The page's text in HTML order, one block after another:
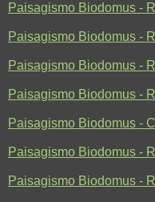
Paisagismo Biodomus -
Paisagismo Biodomus -
Paisagismo Biodomus -
Paisagismo Biodomus -
Paisagismo Biodomus -
Paisagismo Biodomus -
Paisagismo Biodomus -